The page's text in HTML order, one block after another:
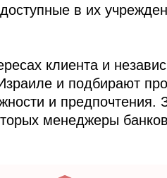
в их
клиента и
и подбирают
и предпочтения.
менеджеры